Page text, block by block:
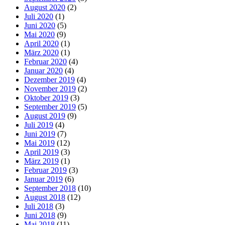
August 2020 (2)
Juli 2020 (1)
Juni 2020 (5)
Mai 2020 (9)
April 2020 (1)
März 2020 (1)
Februar 2020 (4)
Januar 2020 (4)
Dezember 2019 (4)
November 2019 (2)
Oktober 2019 (3)
September 2019 (5)
August 2019 (9)
Juli 2019 (4)
Juni 2019 (7)
Mai 2019 (12)
April 2019 (3)
März 2019 (1)
Februar 2019 (3)
Januar 2019 (6)
September 2018 (10)
August 2018 (12)
Juli 2018 (3)
Juni 2018 (9)